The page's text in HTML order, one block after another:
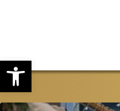
Abrir barra de herramientas